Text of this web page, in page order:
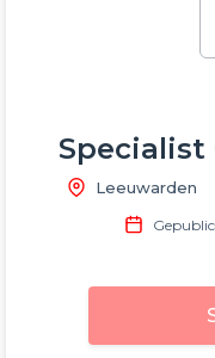
Specialist
Leeuwarden